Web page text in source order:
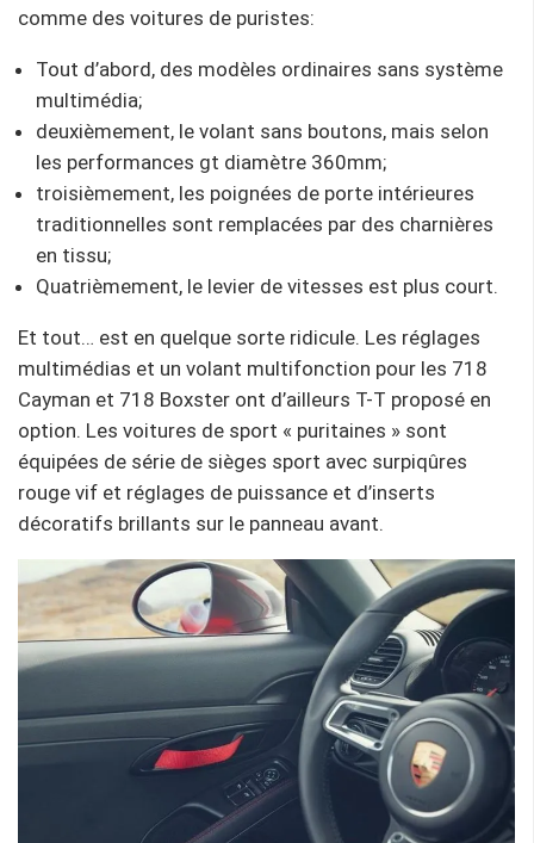
comme des voitures de puristes:
Tout d’abord, des modèles ordinaires sans système
multimédia;
deuxièmement, le volant sans boutons, mais selon
les performances gt diamètre 360mm;
troisièmement, les poignées de porte intérieures
traditionnelles sont remplacées par des charnières
en tissu;
Quatrièmement, le levier de vitesses est plus court.
Et tout… est en quelque sorte ridicule. Les réglages
multimédias et un volant multifonction pour les 718
Cayman et 718 Boxster ont d’ailleurs T-T proposé en
option. Les voitures de sport « puritaines » sont
équipées de série de sièges sport avec surpiqûres
rouge vif et réglages de puissance et d’inserts
décoratifs brillants sur le panneau avant.